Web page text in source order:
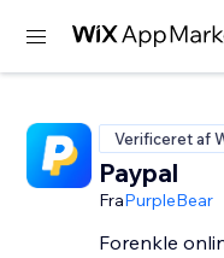
Verificeret af
Paypal
FraPurpleBear
Forenkle